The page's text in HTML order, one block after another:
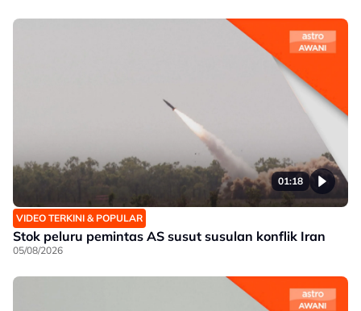
01:18
VIDEO TERKINI & POPULAR
Stok peluru pemintas AS susut susulan konflik Iran
05/08/2026